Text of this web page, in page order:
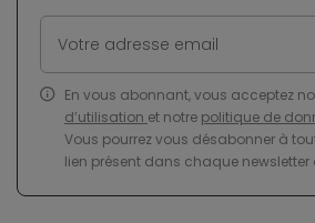
En vous abonnant, vous acceptez
d’utilisation et notre politique de
Vous pourrez vous désabonner à
lien présent dans chaque newsletter